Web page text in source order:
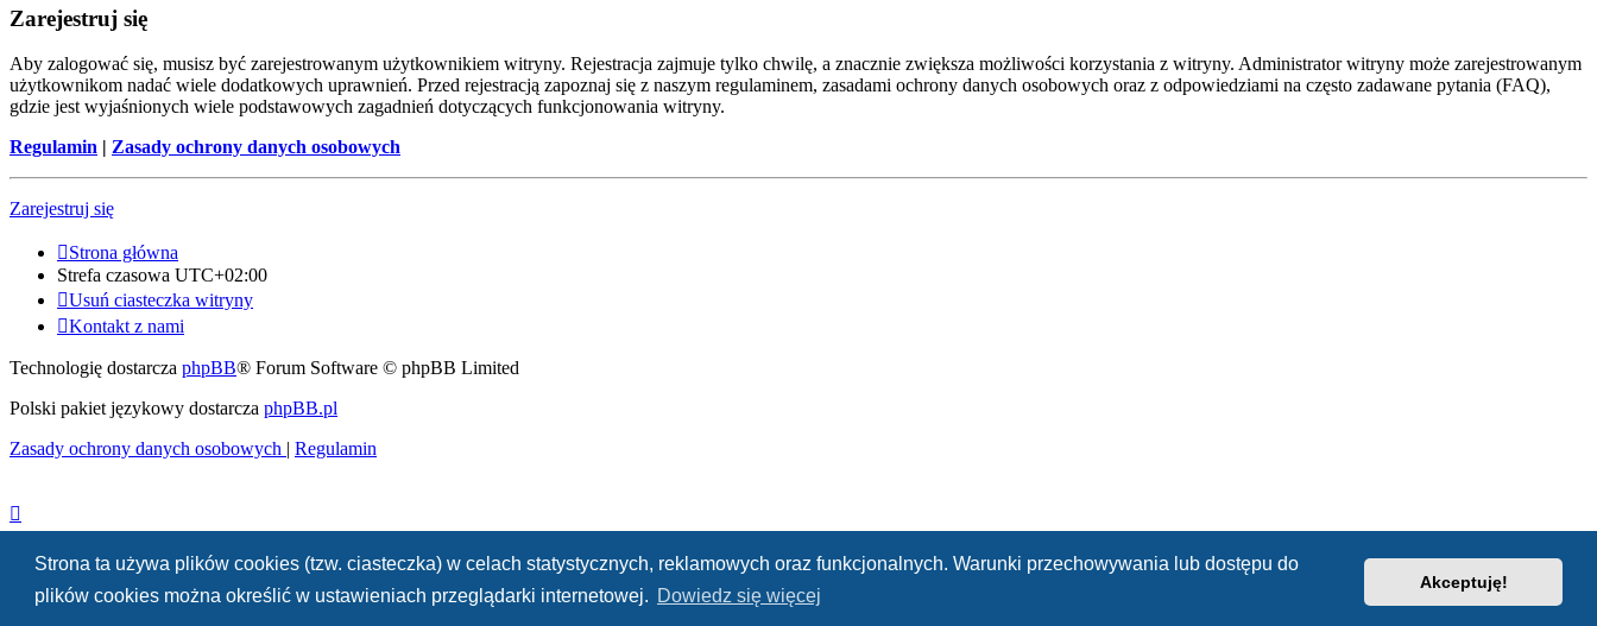
Strona ta używa plików cookies (tzw. ciasteczka) w celach statystycznych, reklamowych oraz funkcjonalnych. Warunki przechowywania lub dostępu do
plików cookies można określić w ustawieniach przeglądarki internetowej. Dowiedz się więcej
Akceptuję!
Zarejestruj się
Aby zalogować się, musisz być zarejestrowanym użytkownikiem witryny. Rejestracja zajmuje tylko chwilę, a znacznie zwiększa możliwości korzystania z witryny. Administrator witryny może zarejestrowanym
użytkownikom nadać wiele dodatkowych uprawnień. Przed rejestracją zapoznaj się z naszym regulaminem, zasadami ochrony danych osobowych oraz z odpowiedziami na często zadawane pytania (FAQ),
gdzie jest wyjaśnionych wiele podstawowych zagadnień dotyczących funkcjonowania witryny.
Regulamin
Zasady ochrony danych osobowych
Zarejestruj się
Strona główna
Strefa czasowa UTC+02:00
Usuń ciasteczka witryny
Kontakt z nami
Technologię dostarcza phpBB® Forum Software © phpBB Limited
Polski pakiet językowy dostarcza phpBB.pl
Zasady ochrony danych osobowych
Regulamin